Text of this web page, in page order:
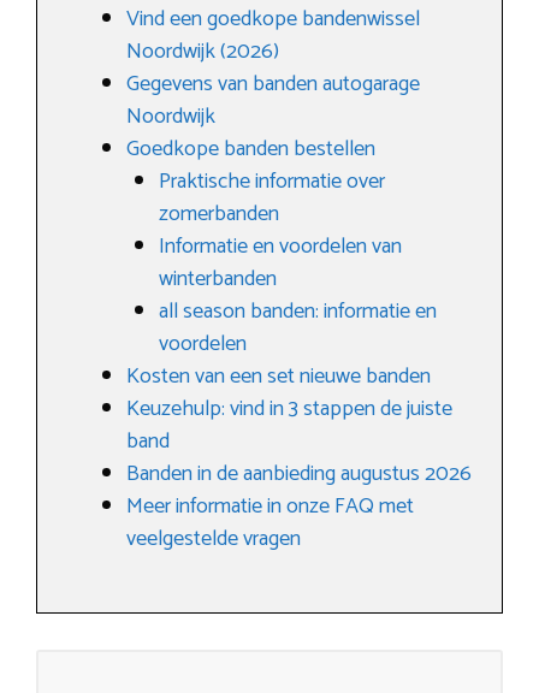
Vind een goedkope bandenwissel
Noordwijk (2026)
Gegevens van banden autogarage
Noordwijk
Goedkope banden bestellen
Praktische informatie over
zomerbanden
Informatie en voordelen van
winterbanden
all season banden: informatie en
voordelen
Kosten van een set nieuwe banden
Keuzehulp: vind in 3 stappen de juiste
band
Banden in de aanbieding augustus 2026
Meer informatie in onze FAQ met
veelgestelde vragen